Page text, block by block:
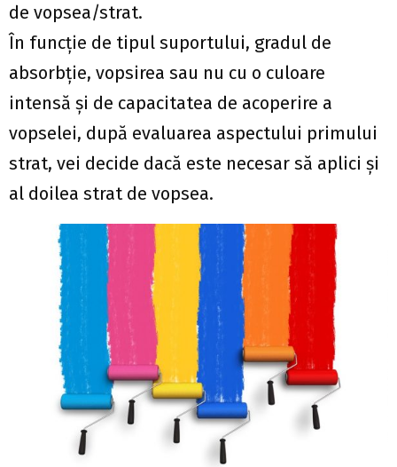
de vopsea/strat.
În funcţie de tipul suportului, gradul de
absorbţie, vopsirea sau nu cu o culoare
intensă şi de capacitatea de acoperire a
vopselei, după evaluarea aspectului primului
strat, vei decide dacă este necesar să aplici şi
al doilea strat de vopsea.